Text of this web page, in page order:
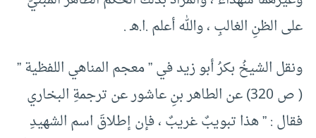
على الظنِ الغالبِ ، والله أعلم .ا.هـ .
ونقل الشيخُ بكرُ أبو زيد في ” معجم المناهي اللفظية ”
( ص 320) عن الطاهر بنِ عاشور عن ترجمةِ البخاري
فقال : ” هذا تبويبٌ غريبٌ ، فإن إطلاقَ اسم الشهيدِ